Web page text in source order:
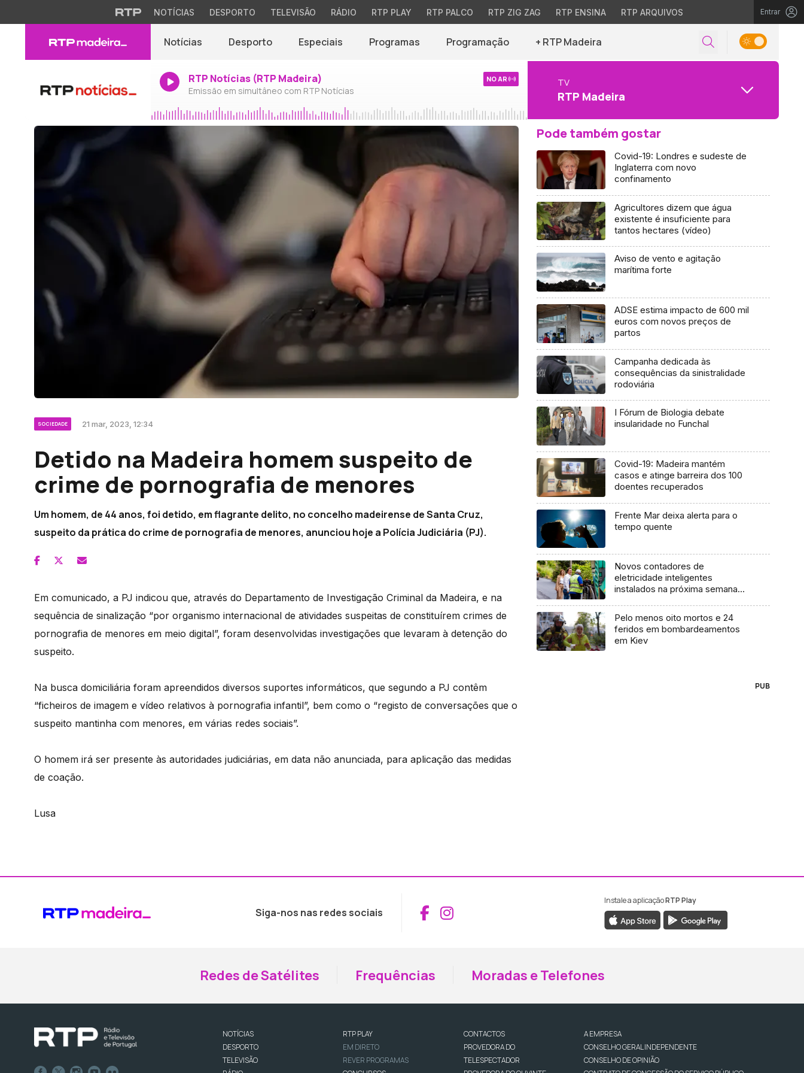
NOTÍCIAS DESPORTO TELEVISÃO RÁDIO RTP PLAY RTP PALCO RTP ZIG ZAG RTP ENSINA RTP ARQUIVOS Entrar
Notícias Desporto Especiais Programas Programação + RTP Madeira
RTP Notícias (RTP Madeira)
Emissão em simultâneo com RTP Notícias
NO AR TV
RTP Madeira
SOCIEDADE 21 mar, 2023, 12:34
Detido na Madeira homem suspeito de
crime de pornografia de menores
Um homem, de 44 anos, foi detido, em flagrante delito, no concelho madeirense de Santa Cruz,
suspeito da prática do crime de pornografia de menores, anunciou hoje a Polícia Judiciária (PJ).
Em comunicado, a PJ indicou que, através do Departamento de Investigação Criminal da Madeira, e na
sequência de sinalização “por organismo internacional de atividades suspeitas de constituírem crimes de
pornografia de menores em meio digital”, foram desenvolvidas investigações que levaram à detenção do
suspeito.
Na busca domiciliária foram apreendidos diversos suportes informáticos, que segundo a PJ contêm
“ficheiros de imagem e vídeo relativos à pornografia infantil”, bem como o “registo de conversações que o
suspeito mantinha com menores, em várias redes sociais”.
O homem irá ser presente às autoridades judiciárias, em data não anunciada, para aplicação das medidas
de coação.
Lusa
Pode também gostar
Covid-19: Londres e sudeste de
Inglaterra com novo
confinamento
Agricultores dizem que água
existente é insuficiente para
tantos hectares (vídeo)
Aviso de vento e agitação
marítima forte
ADSE estima impacto de 600 mil
euros com novos preços de
partos
Campanha dedicada às
consequências da sinistralidade
rodoviária
I Fórum de Biologia debate
insularidade no Funchal
Covid-19: Madeira mantém
casos e atinge barreira dos 100
doentes recuperados
Frente Mar deixa alerta para o
tempo quente
Novos contadores de
eletricidade inteligentes
instalados na próxima semana
Pelo menos oito mortos e 24
feridos em bombardeamentos
em Kiev
PUB
Siga-nos nas redes sociais Aceder ao Facebook da RTP Madeira
Aceder ao Instagram da RTP Madeira
Instale a aplicaçãoRTP Play
Redes de Satélites Frequências Moradas e Telefones
NOTÍCIAS
DESPORTO
TELEVISÃO
RTP PLAY
EM DIRETO
REVER PROGRAMAS
CONTACTOS
PROVEDORA DO
TELESPECTADOR
A EMPRESA
CONSELHO GERAL INDEPENDENTE
CONSELHO DE OPINIÃO